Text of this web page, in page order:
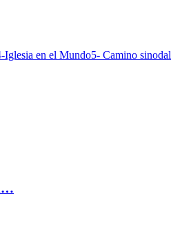
Iglesia en el Mundo5- Camino sinodal